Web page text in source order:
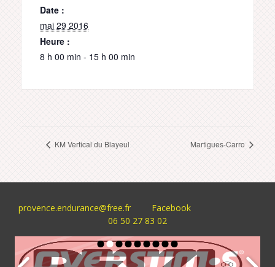
Date :
mai 29 2016
Heure :
8 h 00 min - 15 h 00 min
KM Vertical du Blayeul Martigues-Carro
provence.endurance@free.fr
Facebook
06 50 27 83 02